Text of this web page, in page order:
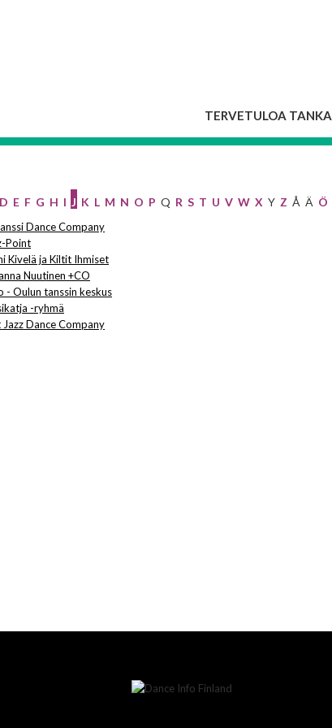
TERVETULOA TANKA
D E F G H I J K L M N O P Q R S T U V W X Y Z Å Ä Ö
Dance Company
Point
Kivelä ja Kiltit Ihmiset
Nuutinen +CO
- Oulun tanssin keskus
-ryhmä
Jazz Dance Company